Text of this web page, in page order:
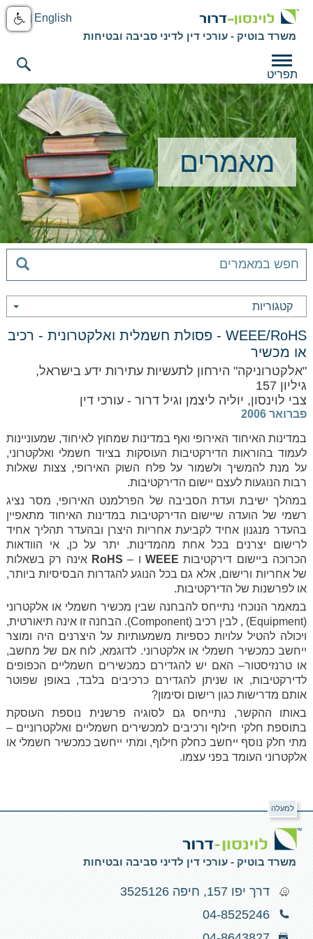
English
משרד בוטיק - עורכי דין לדיני סביבה ובטיחות
תפריט
מאמרים
קטגוריות
WEEE/RoHS - פסולת חשמלית ואלקטרונית - רכיב
או מכשיר
"אלקטרוניקה" הירחון לתעשיות עתירות ידע בישראל,
גיליון 157
צבי לוינסון, יוליה ליצמן וגיל דרור - עורכי דין
פברואר 2006
במדינות האיחוד האירופי ואף במדינות שמחוץ לאיחוד, שמעוניינות
לעמוד בהוראות הדירקטיבות העוסקות בציוד חשמלי ואלקטרוני,
על מנת להמשיך ולשמור על פלח השוק האירופי, צצות שאלות
רבות הנוגעות לעצם יישום הדירקטיבות.
במהלך ישיבת ועדת הסביבה של הפרלמנט האירופי, מסר נציג
רשמי של הועדה שיישום הדירקטיבות במדינות האיחוד מתאפיין
בהעדר מנגנון אחיד לקביעת אחריות היצרן ובהעדר תהליך אחיד
לרישום יצרנים בכל אחת מהמדינות. יתר על כן, אי הוודאות
הכרוכה ביישום דירקטיבות WEEE ו – RoHS אינה רק בשאלות
של אחריות ורישום, אלא גם בכל הנוגע להגדרות הבסיסיות ביותר,
או לפרשנות של הדירקטיבות.
במאמר הנוכחי נתייחס להבחנה שבין מכשיר חשמלי או אלקטרוני
(Equipment) , לבין רכיב (Component). הבחנה זו אינה תיאורטית,
ויכולה להטיל עלויות כספיות משמעותיות על היצרנים היה ומוצר
ייחשב כמכשיר חשמלי או אלקטרוני. לדוגמא, לוח אם של מחשב,
או טרנזיסטור– האם יש להגדירם כמכשירים חשמליים הכפופים
לדירקטיבות, או שניתן להגדירם כרכיבים בלבד, באופן שפוטר
אותם מדרישות כגון רישום וסימון?
באותו ההקשר, נתייחס גם לסוגיה פרשנית נוספת העוסקת
בתוספת חלקי חילוף ורכיבים למכשירים חשמליים ואלקטרוניים –
מתי חלק נוסף ייחשב כחלק חילוף, ומתי ייחשב כמכשיר חשמלי או
אלקטרוני העומד בפני עצמו.
למעלה
משרד בוטיק - עורכי דין לדיני סביבה ובטיחות
דרך יפו 157, חיפה 3525126
04-8525246